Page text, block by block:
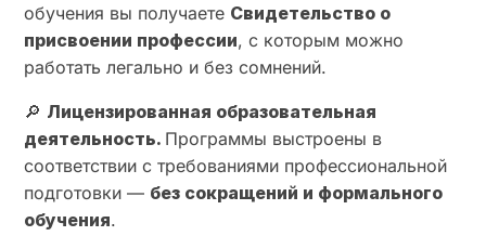
обучения вы получаете Свидетельство о
присвоении профессии, с которым можно
работать легально и без сомнений.
🔎 Лицензированная образовательная
деятельность. Программы выстроены в
соответствии с требованиями профессиональной
подготовки — без сокращений и формального
обучения.